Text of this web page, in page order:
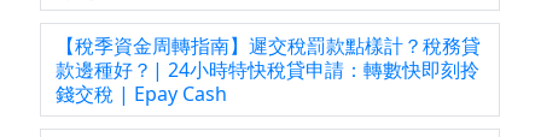
【稅季資金周轉指南】遲交稅罰款點樣計？稅務貸
款邊種好？| 24小時特快稅貸申請：轉數快即刻拎
錢交稅 | Epay Cash